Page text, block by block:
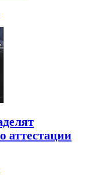
аттестации